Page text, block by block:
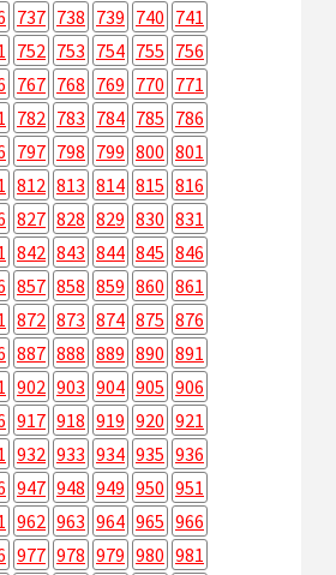
737 738 739 740 741
752 753 754 755 756
767 768 769 770 771
782 783 784 785 786
797 798 799 800 801
812 813 814 815 816
827 828 829 830 831
842 843 844 845 846
857 858 859 860 861
872 873 874 875 876
887 888 889 890 891
902 903 904 905 906
917 918 919 920 921
932 933 934 935 936
947 948 949 950 951
962 963 964 965 966
977 978 979 980 981